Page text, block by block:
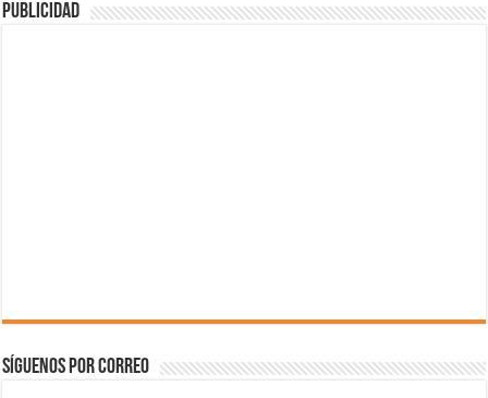
Publicidad
Síguenos por correo